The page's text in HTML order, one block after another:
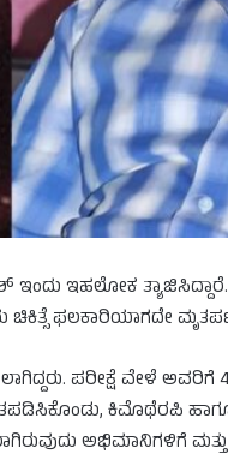
ಇಂದು ಇಹಲೋಕ
ಫಲಕಾರಿಯಾಗದೇ
ಪರೀಕ್ಷೆ ವೇಳೆ ಅವರಿಗೆ
ಖಚಿತಪಡಿಸಿಕೊಂಡು, ಕಿಮೊಥೆರಪಿ
ಅಭಿಮಾನಿಗಳಿಗೆ